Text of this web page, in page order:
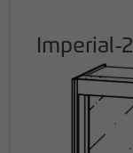
Imperial-2